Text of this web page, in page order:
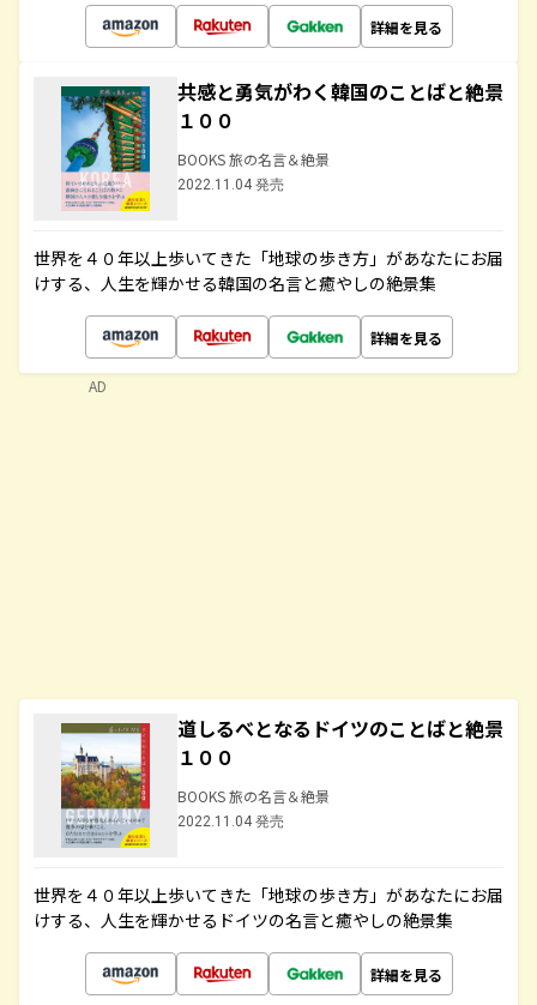
詳細を見る
共感と勇気がわく韓国のことばと絶景
１００
BOOKS 旅の名言＆絶景
2022.11.04 発売
世界を４０年以上歩いてきた「地球の歩き方」があなたにお届
けする、人生を輝かせる韓国の名言と癒やしの絶景集
詳細を見る
道しるべとなるドイツのことばと絶景
１００
BOOKS 旅の名言＆絶景
2022.11.04 発売
世界を４０年以上歩いてきた「地球の歩き方」があなたにお届
けする、人生を輝かせるドイツの名言と癒やしの絶景集
詳細を見る
AD